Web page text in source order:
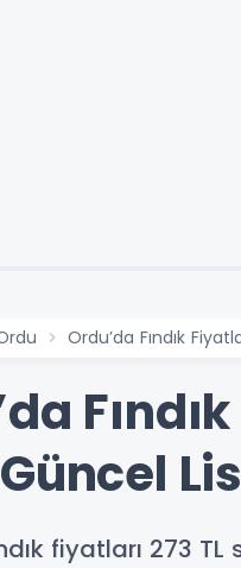
Ordu’da Fındık
fiyatları 273